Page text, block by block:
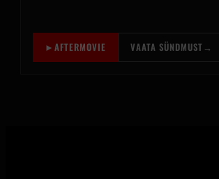
►AFTERMOVIE VAATA SÜNDMUST →